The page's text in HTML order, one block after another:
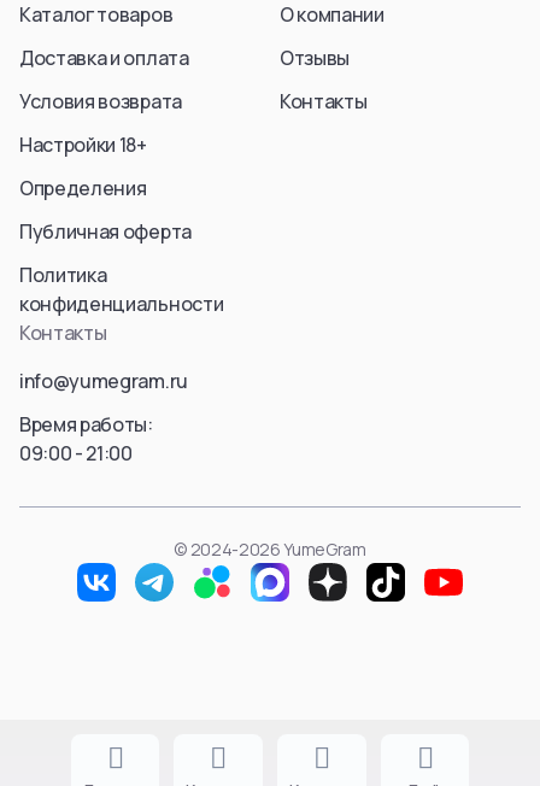
Каталог товаров
Доставка и оплата
Условия возврата
Настройки 18+
Определения
Публичная оферта
Политика
конфиденциальности
О компании
Отзывы
Контакты
Контакты
info@yumegram.ru
Время работы:
09:00 - 21:00
© 2024-2026 YumeGram
Продолжая использовать сайт, вы соглашаетесь с